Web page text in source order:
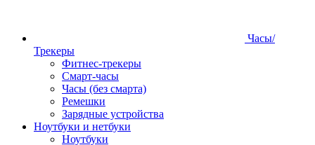
Часы/
Трекеры
Фитнес-трекеры
Смарт-часы
Часы (без смарта)
Ремешки
Зарядные устройства
Ноутбуки и нетбуки
Ноутбуки